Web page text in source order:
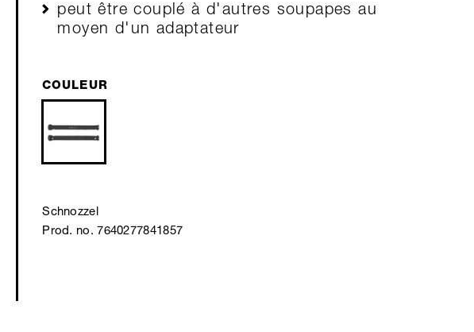
peut être couplé à d'autres soupapes au
moyen d'un adaptateur
COULEUR
Schnozzel
Prod. no. 7640277841857